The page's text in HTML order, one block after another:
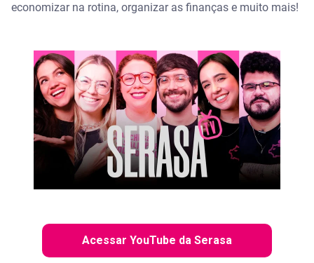
economizar na rotina, organizar as finanças e muito mais!
Acessar YouTube da Serasa